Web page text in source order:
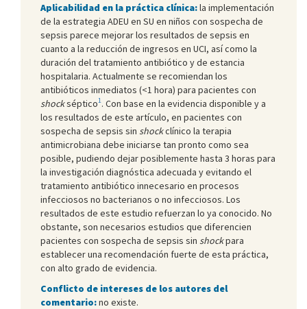
Aplicabilidad en la práctica clínica:la implementación
de la estrategia ADEU en SU en niños con sospecha de
sepsis parece mejorar los resultados de sepsis en
cuanto a la reducción de ingresos en UCI, así como la
duración del tratamiento antibiótico y de estancia
hospitalaria. Actualmente se recomiendan los
antibióticos inmediatos (<1 hora) para pacientes con
shockséptico1. Con base en la evidencia disponible y a
los resultados de este artículo, en pacientes con
sospecha de sepsis sin shockclínico la terapia
antimicrobiana debe iniciarse tan pronto como sea
posible, pudiendo dejar posiblemente hasta 3 horas para
la investigación diagnóstica adecuada y evitando el
tratamiento antibiótico innecesario en procesos
infecciosos no bacterianos o no infecciosos. Los
resultados de este estudio refuerzan lo ya conocido. No
obstante, son necesarios estudios que diferencien
pacientes con sospecha de sepsis sin shockpara
establecer una recomendación fuerte de esta práctica,
con alto grado de evidencia.
Conflicto de intereses de los autores del
comentario:no existe.